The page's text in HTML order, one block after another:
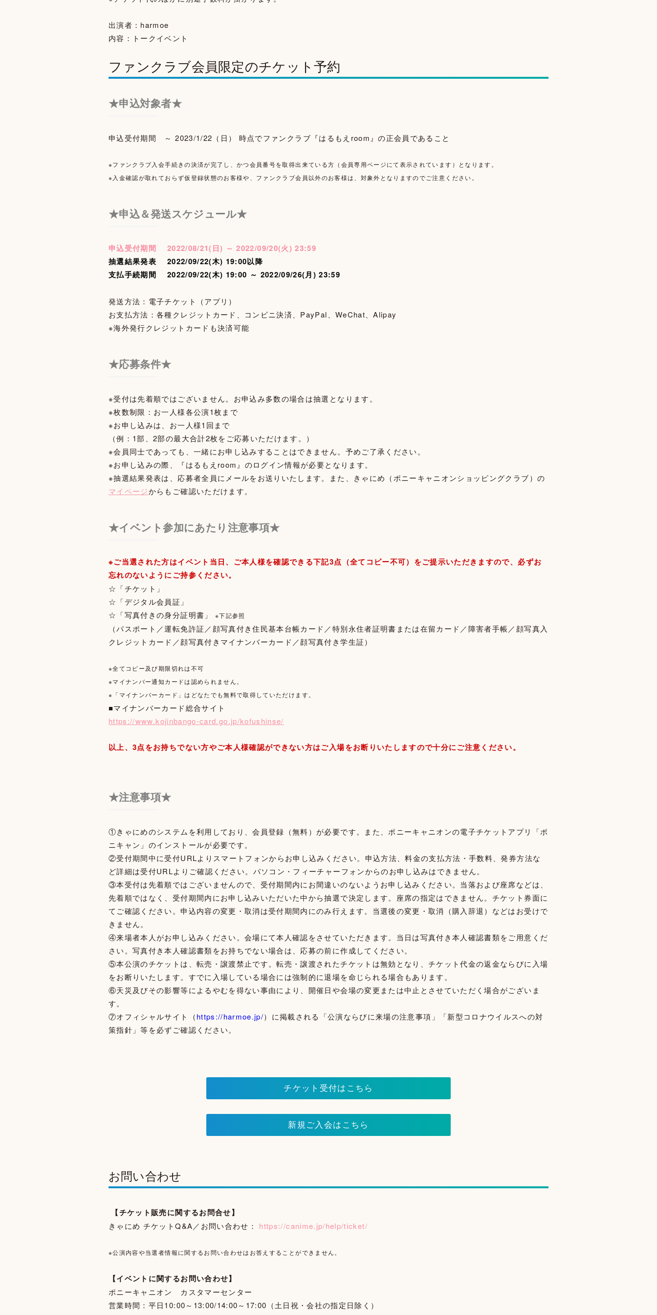
出演者：harmoe
内容：トークイベント
ファンクラブ会員限定のチケット予約
★申込対象者★
申込受付期間 ～ 2023/1/22（日） 時点でファンクラブ『はるもえroom』の正会員であること
※ファンクラブ入会手続きの決済が完了し、かつ会員番号を取得出来ている方（会員専用ページにて表示されています）となります。
※入金確認が取れておらず仮登録状態のお客様や、ファンクラブ会員以外のお客様は、対象外となりますのでご注意ください。
★申込＆発送スケジュール★
申込受付期間 2022/08/21(日) ～ 2022/09/20(火) 23:59
抽選結果発表 2022/09/22(木) 19:00以降
支払手続期間 2022/09/22(木) 19:00 ～ 2022/09/26(月) 23:59
発送方法：電子チケット（アプリ）
お支払方法：各種クレジットカード、コンビニ決済、PayPal、WeChat、Alipay
※海外発行クレジットカードも決済可能
★応募条件★
※受付は先着順ではございません。お申込み多数の場合は抽選となります。
※枚数制限：お一人様各公演1枚まで
※お申し込みは、お一人様1回まで
（例：1部、2部の最大合計2枚をご応募いただけます。）
※会員同士であっても、一緒にお申し込みすることはできません。予めご了承ください。
※お申し込みの際、『はるもえroom』のログイン情報が必要となります。
※抽選結果発表は、応募者全員にメールをお送りいたします。また、きゃにめ（ポニーキャニオンショッピングクラブ）の
マイページからもご確認いただけます。
★イベント参加にあたり注意事項★
※ご当選された方はイベント当日、ご本人様を確認できる下記3点（全てコピー不可）をご提示いただきますので、必ずお
忘れのないようにご持参ください。
☆「チケット」
☆「デジタル会員証」
☆「写真付きの身分証明書」
※下記参照
（パスポート／運転免許証／顔写真付き住民基本台帳カード／特別永住者証明書または在留カード／障害者手帳／顔写真入
クレジットカード／顔写真付きマイナンバーカード／顔写真付き学生証）
※全てコピー及び期限切れは不可
※マイナンバー通知カードは認められません。
※「マイナンバーカード」はどなたでも無料で取得していただけます。
■マイナンバーカード総合サイト
https://www.kojinbango-card.go.jp/kofushinse/
以上、3点をお持ちでない方やご本人様確認ができない方はご入場をお断りいたしますので十分にご注意ください。
★注意事項★
①きゃにめのシステムを利用しており、会員登録（無料）が必要です。また、ポニーキャニオンの電子チケットアプリ「ポ
ニキャン」のインストールが必要です。
②受付期間中に受付URLよりスマートフォンからお申し込みください。申込方法、料金の支払方法・手数料、発券方法な
ど詳細は受付URLよりご確認ください。パソコン・フィーチャーフォンからのお申し込みはできません。
③本受付は先着順ではございませんので、受付期間内にお間違いのないようお申し込みください。当落および座席などは、
先着順ではなく、受付期間内にお申し込みいただいた中から抽選で決定します。座席の指定はできません。チケット券面に
てご確認ください。申込内容の変更・取消は受付期間内にのみ行えます。当選後の変更・取消（購入辞退）などはお受けで
きません。
④来場者本人がお申し込みください。会場にて本人確認をさせていただきます。当日は写真付き本人確認書類をご用意くだ
さい。写真付き本人確認書類をお持ちでない場合は、応募の前に作成してください。
⑤本公演のチケットは、転売・譲渡禁止です。転売・譲渡されたチケットは無効となり、チケット代金の返金ならびに入場
をお断りいたします。すでに入場している場合には強制的に退場を命じられる場合もあります。
⑥天災及びその影響等によるやむを得ない事由により、開催日や会場の変更または中止とさせていただく場合がございま
す。
⑦オフィシャルサイト（https://harmoe.jp/）に掲載される「公演ならびに来場の注意事項」「新型コロナウイルスへの対
策指針」等を必ずご確認ください。
チケット受付はこちら
新規ご入会はこちら
お問い合わせ
【チケット販売に関するお問合せ】
きゃにめ チケットQ&A／お問い合わせ： https://canime.jp/help/ticket/
※公演内容や当選者情報に関するお問い合わせはお答えすることができません。
【イベントに関するお問い合わせ】
ポニーキャニオン カスタマーセンター
営業時間：平日10:00～13:00/14:00～17:00（土日祝・会社の指定日除く）